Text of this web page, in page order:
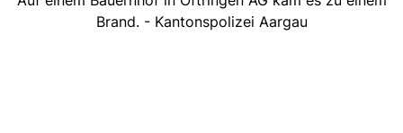
Brand. - Kantonspolizei Aargau